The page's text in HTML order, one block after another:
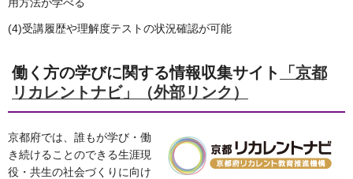
(4)受講履歴や理解度テストの状況確認が可能
働く方の学びに関する情報収集サイト
「京都
リカレントナビ」（外部リンク）
京都府では、誰もが学び・働
き続けることのできる生涯現
役・共生の社会づくりに向け